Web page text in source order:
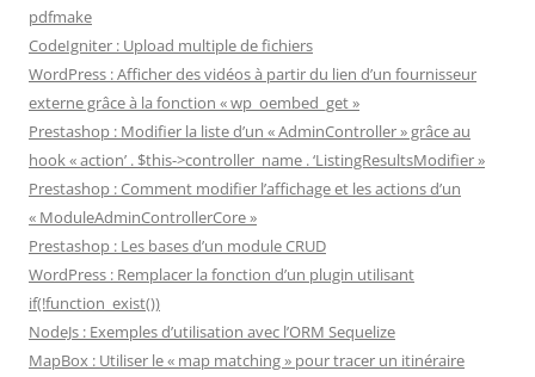
pdfmake
CodeIgniter : Upload multiple de fichiers
WordPress : Afficher des vidéos à partir du lien d’un fournisseur
externe grâce à la fonction « wp_oembed_get »
Prestashop : Modifier la liste d’un « AdminController » grâce au
hook « action’ . $this->controller_name . ‘ListingResultsModifier »
Prestashop : Comment modifier l’affichage et les actions d’un
« ModuleAdminControllerCore »
Prestashop : Les bases d’un module CRUD
WordPress : Remplacer la fonction d’un plugin utilisant
if(!function_exist())
NodeJs : Exemples d’utilisation avec l’ORM Sequelize
MapBox : Utiliser le « map matching » pour tracer un itinéraire